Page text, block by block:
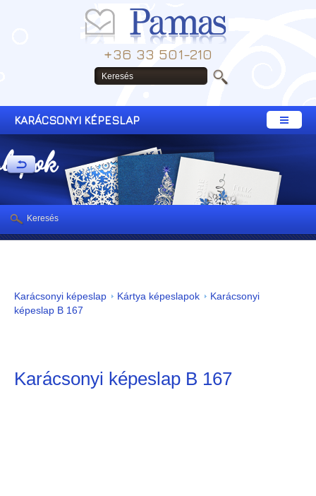
+36 33 501-210
KARÁCSONYI KÉPESLAP
Karácsonyi képeslap Kártya képeslapok
Karácsonyi
képeslap B 167
Karácsonyi képeslap B 167
Keresés